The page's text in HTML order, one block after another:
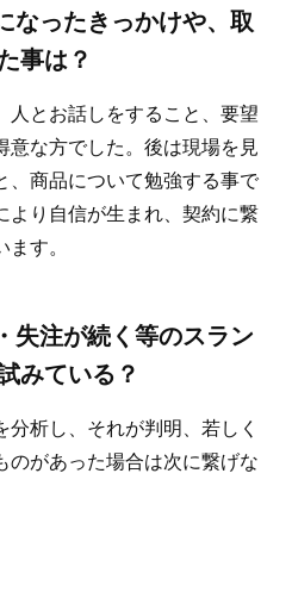
なったきっかけや、取
事は？
人とお話しをすること、要望
意な方でした。後は現場を見
、商品について勉強する事で
より自信が生まれ、契約に繋
す。
失注が続く等のスラン
みている？
析し、それが判明、若しく
のがあった場合は次に繋げな